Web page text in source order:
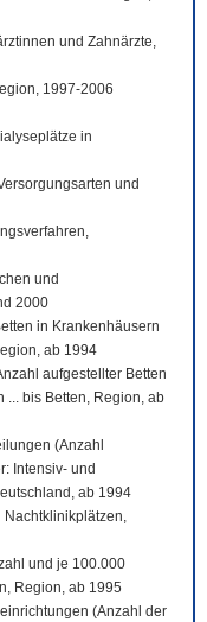
und Zahnärzte,
1997-2006
in
und
und
2000
in Krankenhäusern
ab 1994
aufgestellter Betten
... bis Betten, Region, ab
(Anzahl
Intensiv- und
ab 1994
Nachtklinikplätzen,
und je 100.000
Region, ab 1995
(Anzahl der